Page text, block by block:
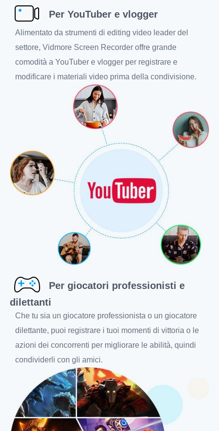
Per YouTuber e vlogger
Alimentato da strumenti di editing video leader del
settore, Vidmore Screen Recorder offre grande
comodità a YouTuber e vlogger per registrare e
modificare i materiali video prima della condivisione.
Per giocatori professionisti e
dilettanti
Che tu sia un giocatore professionista o un giocatore
dilettante, puoi registrare i tuoi momenti di vittoria o le
azioni dei concorrenti per migliorare le abilità, quindi
condividerli con gli amici.